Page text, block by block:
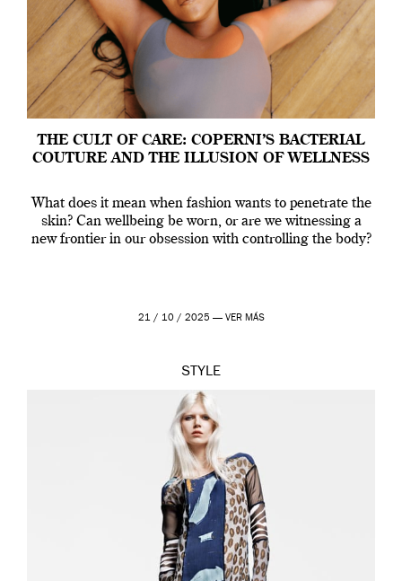
THE CULT OF CARE: COPERNI’S BACTERIAL
COUTURE AND THE ILLUSION OF WELLNESS
What does it mean when fashion wants to penetrate the
skin? Can wellbeing be worn, or are we witnessing a
new frontier in our obsession with controlling the body?
21 / 10 / 2025 — VER MÁS
STYLE